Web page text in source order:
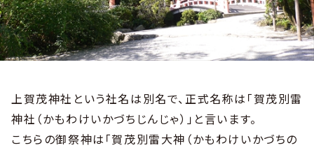
上賀茂神社という社名は別名で、正式名称は「賀茂別雷
神社（かもわけいかづちじんじゃ）」と言います。
こちらの御祭神は「賀茂別雷大神（かもわけいかづちの